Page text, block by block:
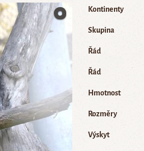
Kontinenty
Skupina
Řád
Řád
Hmotnost
Rozměry
Výskyt